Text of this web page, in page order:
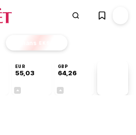
Finans EKSTRA
EUR
55,03
GBP
64,26